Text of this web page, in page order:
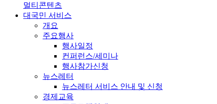
멀티콘텐츠
대국민 서비스
개요
주요행사
행사일정
컨퍼런스/세미나
행사참가신청
뉴스레터
뉴스레터 서비스 안내 및 신청
경제교육